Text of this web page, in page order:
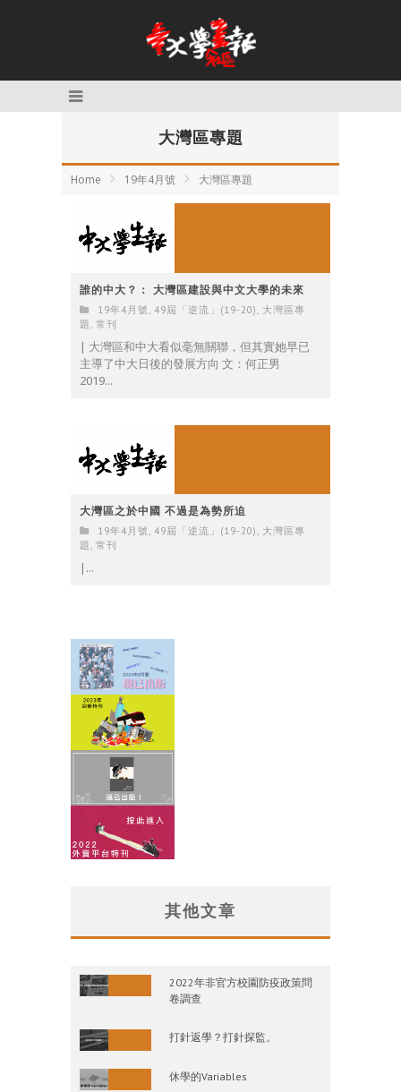
大灣區專題
Home 19年4月號 大灣區專題
誰的中大？： 大灣區建設與中文大學的未來
19年4月號 49屆「逆流」(19-20)
大灣區專
題 常刊
| 大灣區和中大看似毫無關聯，但其實她早已
主導了中大日後的發展方向 文：何正男
2019...
大灣區之於中國 不過是為勢所迫
19年4月號 , 49屆「逆流」(19-20) , 大灣區專
題 , 常刊
|...
其他文章
2022年非官方校園防疫政策問
卷調查
打針返學？打針探監。
休學的Variables